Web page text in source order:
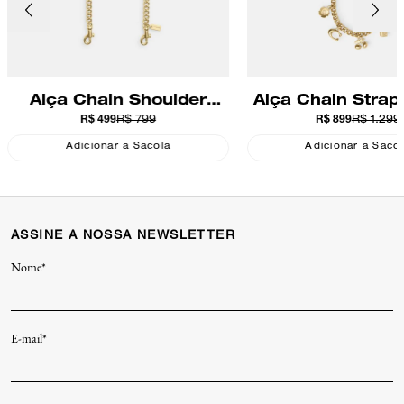
Alça Chain Shoulder
Coach
R$ 799
R$ 499
Adicionar a Sacola
Alça Chain Strap
R$ 1.299
R$ 899
Adicionar a
ASSINE A NOSSA NEWSLETTER
Nome*
E-mail*